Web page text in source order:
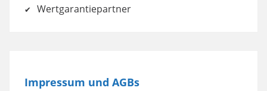
Wertgarantiepartner
Impressum und AGBs